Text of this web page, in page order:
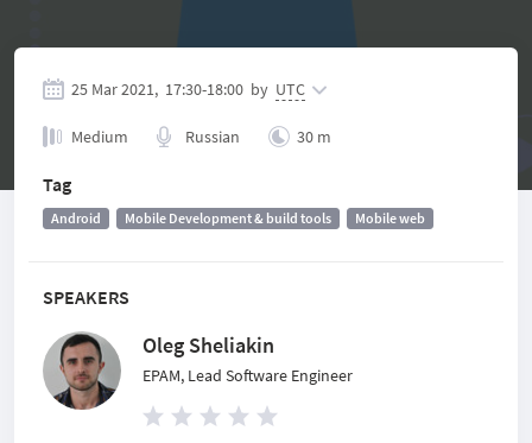
SPEAKERS
Oleg Sheliakin
EPAM, Lead Software Engineer
25 Mar 2021, 17:30-18:00 by UTC
Medium Russian 30 m
Tag
Android Mobile Development & build tools Mobile web